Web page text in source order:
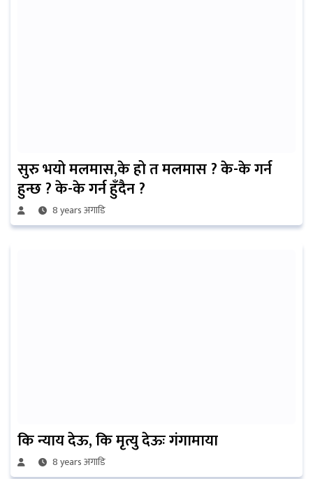
सुरु भयो मलमास,के हो त मलमास ? के-के गर्न
हुन्छ ? के-के गर्न हुँदैन ?
8 years अगाडि
कि न्याय देऊ, कि मृत्यु देऊः गंगामाया
8 years अगाडि